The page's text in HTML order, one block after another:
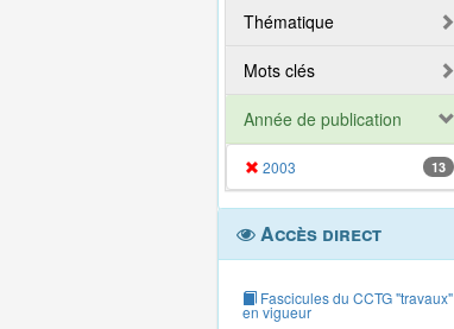
Thématique
Mots clés
Année de publication
2003 13
Accès direct
Fascicules du CCTG "travaux"
en vigueur